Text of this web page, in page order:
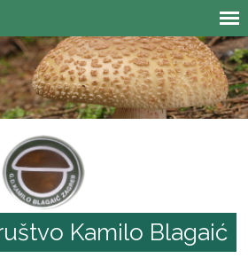
Kamilo Blagaić